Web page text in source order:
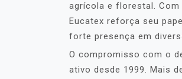
agrícola e florestal.
Eucatex reforça seu
forte presença em
O compromisso com o
ativo desde 1999. Mais